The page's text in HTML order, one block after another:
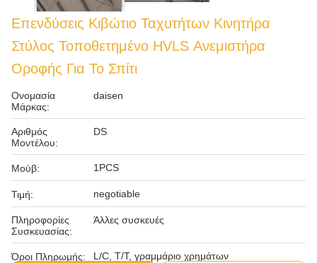
Επενδύσεις Κιβώτιο Ταχυτήτων Κινητήρα
Στύλος Τοποθετημένο HVLS Ανεμιστήρα
Οροφής Για Το Σπίτι
Ονομασία
Μάρκας:
daisen
Αριθμός
Μοντέλου:
DS
Μούβ: 1PCS
Τιμή: negotiable
Πληροφορίες
Συσκευασίας:
Άλλες συσκευές
Όροι Πληρωμής:
L/C, T/T, γραμμάριο χρημάτων